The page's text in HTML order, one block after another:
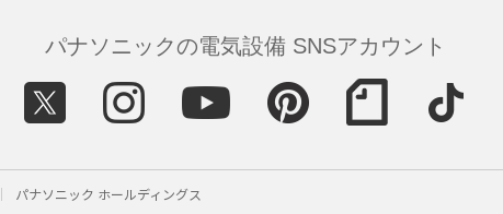
パナソニックの電気設備 SNSアカウント
パナソニック ホールディングス